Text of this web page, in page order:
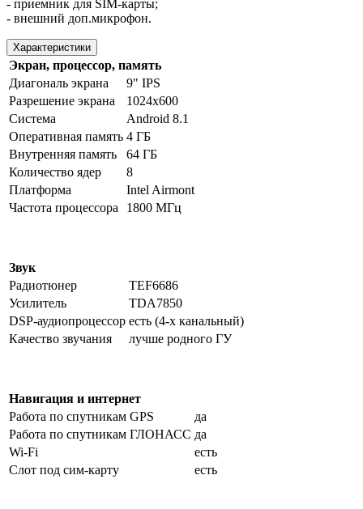
- приемник для SIM-карты;
- внешний доп.микрофон.
Характеристики
Экран, процессор, память
Диагональ экрана
9" IPS
Разрешение экрана
1024х600
Система
Android 8.1
Оперативная память 4 ГБ
Внутренняя память
64 ГБ
Количество ядер
8
Платформа
Intel Airmont
Частота процессора
1800 МГц
Звук
Радиотюнер
TEF6686
Усилитель
TDA7850
DSP-аудиопроцессор есть (4-х канальный)
Качество звучания
лучше родного ГУ
Навигация и интернет
Работа по спутникам GPS
да
Работа по спутникам ГЛОНАСС да
Wi-Fi
есть
Слот под сим-карту
есть